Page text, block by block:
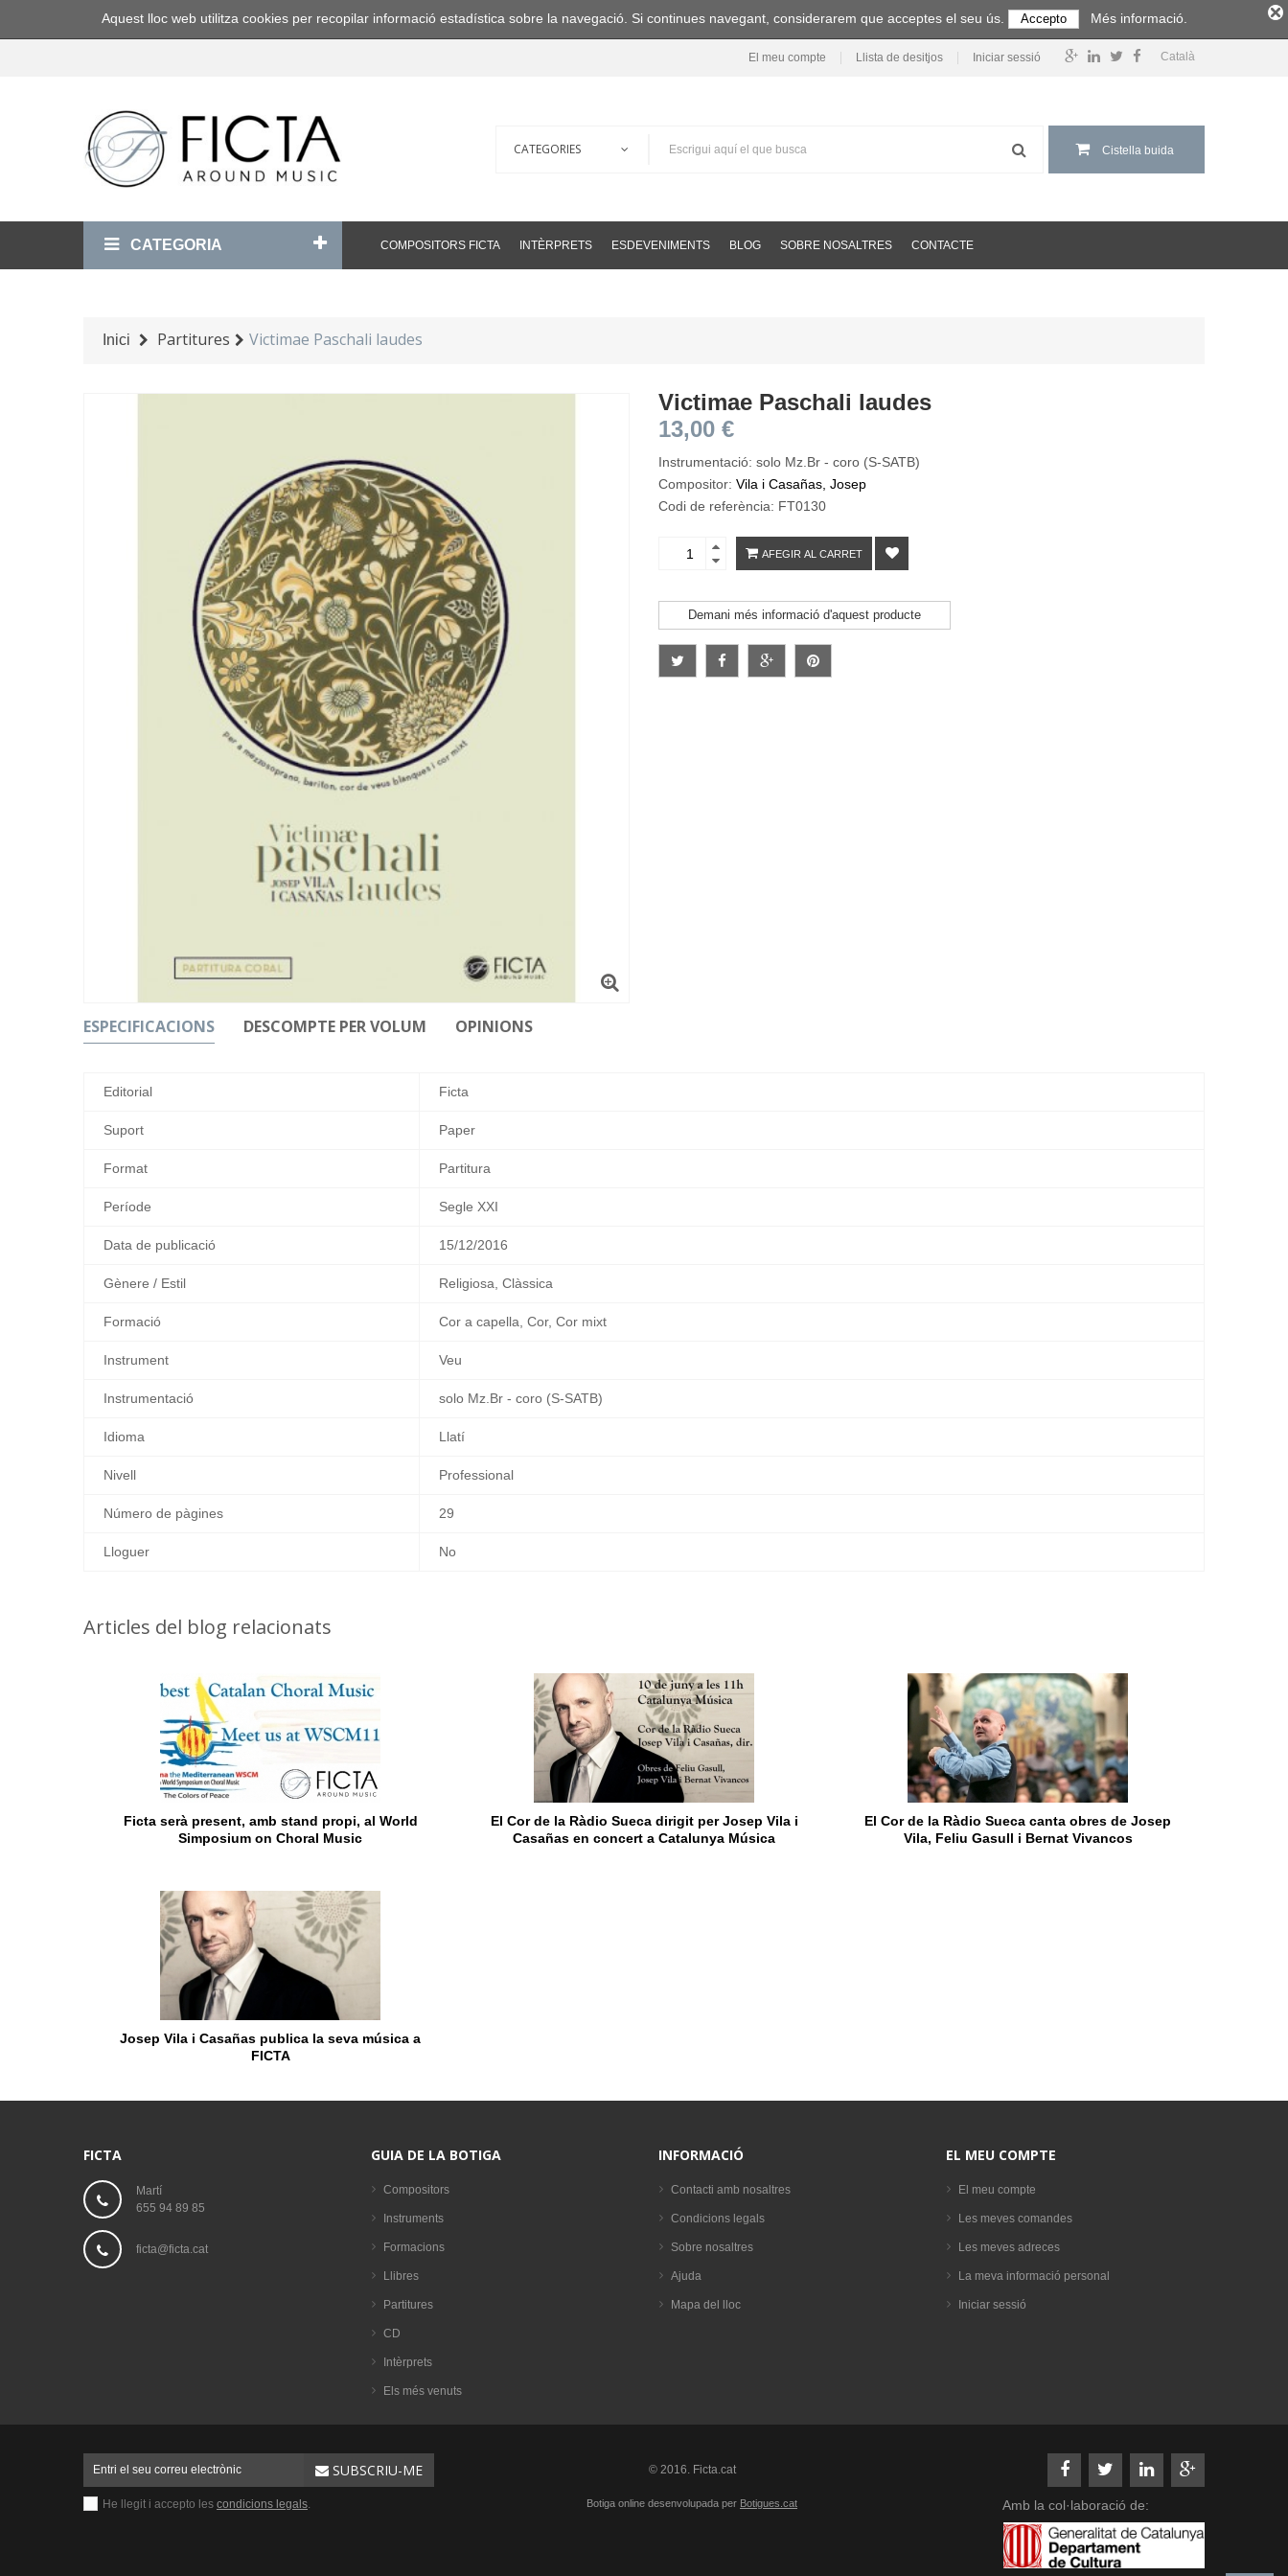
Català
El meu compte Llista de desitjos Iniciar sessió
Cistella buida
CATEGORIA COMPOSITORS FICTA INTÈRPRETS ESDEVENIMENTS BLOG SOBRE NOSALTRES CONTACTE
Inici Partitures Victimae Paschali laudes
Victimae Paschali laudes
13,00 €
Instrumentació: solo Mz.Br - coro (S-SATB)
Compositor: Vila i Casañas, Josep
Codi de referència: FT0130
AFEGIR AL CARRET
Demani més informació d'aquest producte
ESPECIFICACIONS DESCOMPTE PER VOLUM OPINIONS
Editorial Ficta
Suport Paper
Format Partitura
Període Segle XXI
Data de publicació 15/12/2016
Gènere / Estil Religiosa, Clàssica
Formació Cor a capella, Cor, Cor mixt
Instrument Veu
Instrumentació solo Mz.Br - coro (S-SATB)
Idioma Llatí
Nivell Professional
Número de pàgines 29
Lloguer No
Articles del blog relacionats
Ficta serà present, amb stand propi, al World
Simposium on Choral Music
El Cor de la Ràdio Sueca dirigit per Josep Vila i
Casañas en concert a Catalunya Música
El Cor de la Ràdio Sueca canta obres de Josep
Vila, Feliu Gasull i Bernat Vivancos
Josep Vila i Casañas publica la seva música a
FICTA
FICTA
Martí
655 94 89 85
ficta@ficta.cat
GUIA DE LA BOTIGA
Compositors
Instruments
Formacions
Llibres
Partitures
CD
Intèrprets
Els més venuts
INFORMACIÓ
Contacti amb nosaltres
Condicions legals
Sobre nosaltres
Ajuda
Mapa del lloc
EL MEU COMPTE
El meu compte
Les meves comandes
Les meves adreces
La meva informació personal
Iniciar sessió
SUBSCRIU-ME
He llegit i accepto les condicions legals.
© 2016. Ficta.cat
Botiga online desenvolupada per Botigues.cat Amb la col·laboració de:
Aquest lloc web utilitza cookies per recopilar informació estadística sobre la navegació. Si continues navegant, considerarem que acceptes el seu ús. Accepto Més informació.